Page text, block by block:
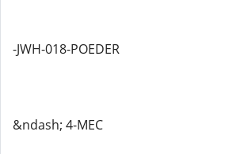
-JWH-018-POEDER
&ndash; 4-MEC